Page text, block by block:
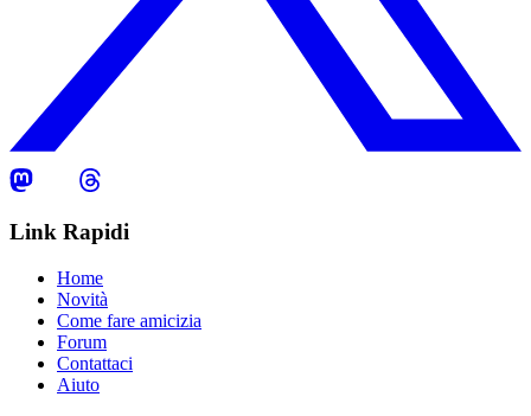
Link Rapidi
Home
Novità
Come fare amicizia
Forum
Contattaci
Aiuto